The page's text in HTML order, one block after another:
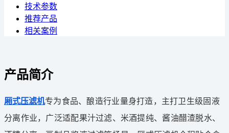
技术参数
推荐产品
相关案例
产品简介
厢式压滤机专为食品、酿造行业量身打造，主打卫生级固液
分离作业，广泛适配果汁过滤、米酒提纯、酱油醋渣脱水、